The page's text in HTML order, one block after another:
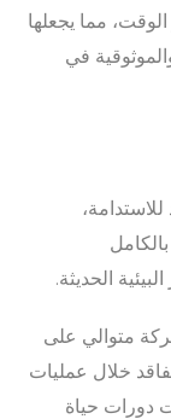
مما يجعلها
في
الحديثة.
متوالي على
خلال عمليات
دورات حياة